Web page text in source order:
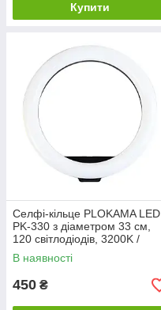
Купити
Селфі-кільце PLOKAMA LED
PK-330 з діаметром 33 см,
120 світлодіодів, 3200K /
5500K / 6500K, чорне
В наявності
450 ₴